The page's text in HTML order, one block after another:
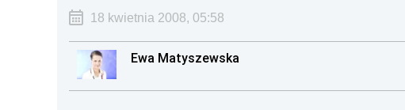
18 kwietnia 2008, 05:58
Ewa Matyszewska